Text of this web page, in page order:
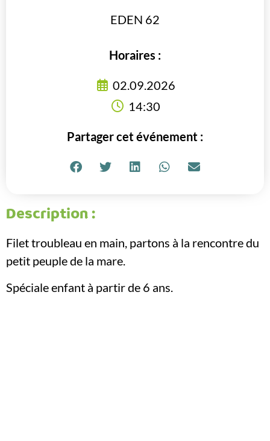
EDEN 62
Horaires :
02.09.2026
14:30
Partager cet événement :
Description :
Filet troubleau en main, partons à la rencontre du
petit peuple de la mare.
Spéciale enfant à partir de 6 ans.